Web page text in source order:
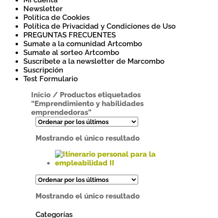
Newsletter
Política de Cookies
Política de Privacidad y Condiciones de Uso
PREGUNTAS FRECUENTES
Sumate a la comunidad Artcombo
Sumate al sorteo Artcombo
Suscríbete a la newsletter de Marcombo
Suscripción
Test Formulario
Inicio / Productos etiquetados
“Emprendimiento y habilidades
emprendedoras”
Mostrando el único resultado
producto
múltiples
Las
Mostrando el único resultado
Categorías